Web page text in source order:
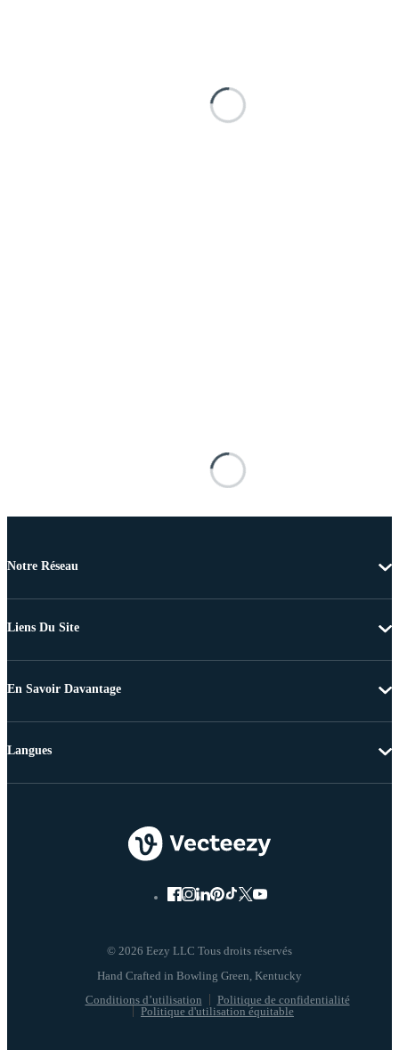
Notre Réseau
Liens Du Site
En Savoir Davantage
© 2026 Eezy LLC Tous droits réservés
Conditions d’utilisation
Politique de confidentialité
Politique d'utilisation équitable
Langues